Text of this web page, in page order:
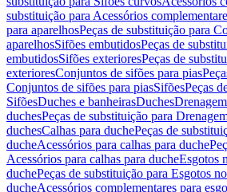
substituição para Acessórios
para aparelhosPeças de substituição para
aparelhosSifões embutidosPeças de
embutidosSifões exterioresPeças de
exterioresConjuntos de sifões para pias
Conjuntos de sifões para piasSifõesPeças
SifõesDuches e banheirasDuches
duchesPeças de substituição para
duchesCalhas para duchePeças de
ducheAcessórios para calhas para duche
Acessórios para calhas para ducheEsgotos
duchePeças de substituição para Esgotos
ducheAcessórios complementares para